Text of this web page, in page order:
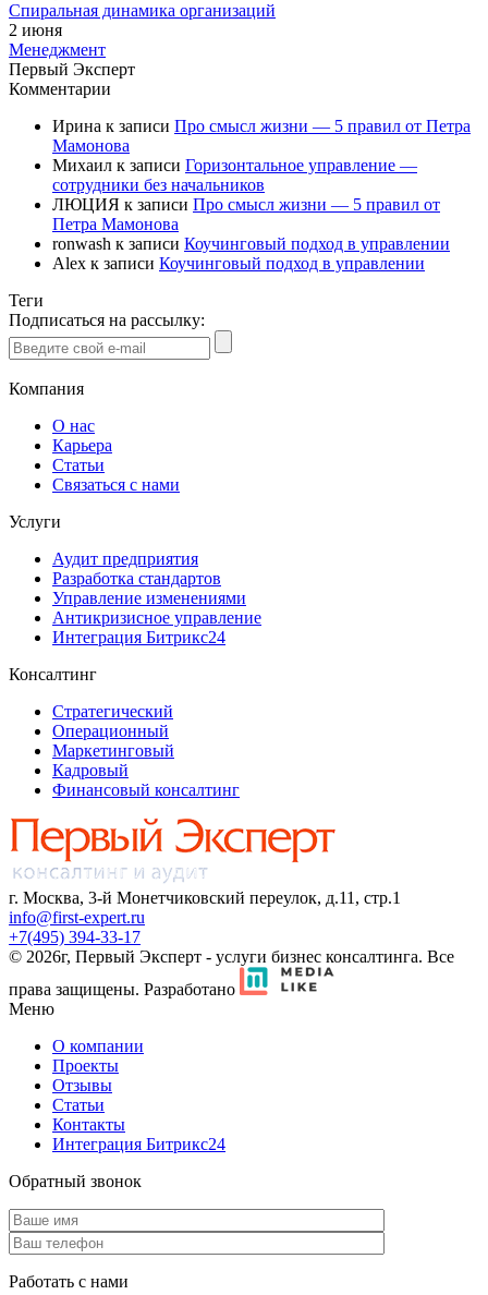
Спиральная динамика организаций
2 июня
Менеджмент
Первый Эксперт
Комментарии
Ирина к записи Про смысл жизни — 5 правил от Петра
Мамонова
Михаил к записи Горизонтальное управление —
сотрудники без начальников
ЛЮЦИЯ к записи Про смысл жизни — 5 правил от
Петра Мамонова
ronwash к записи Коучинговый подход в управлении
Alex к записи Коучинговый подход в управлении
Теги
Подписаться на рассылку:
Компания
О нас
Карьера
Статьи
Связаться с нами
Услуги
Аудит предприятия
Разработка стандартов
Управление изменениями
Антикризисное управление
Интеграция Битрикс24
Консалтинг
Стратегический
Операционный
Маркетинговый
Кадровый
Финансовый консалтинг
г. Москва, 3-й Монетчиковский переулок, д.11, стр.1
info@first-expert.ru
+7(495) 394-33-17
© 2026г, Первый Эксперт - услуги бизнес консалтинга. Все
права защищены. Разработано
Меню
О компании
Проекты
Отзывы
Статьи
Контакты
Интеграция Битрикс24
Обратный звонок
Работать с нами